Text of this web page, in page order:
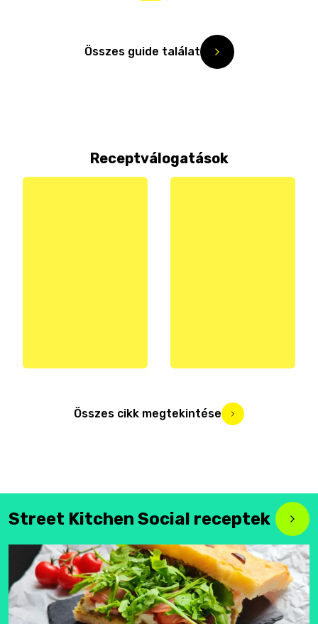
Összes guide találat
Receptválogatások
Összes cikk megtekintése
Street Kitchen Social receptek